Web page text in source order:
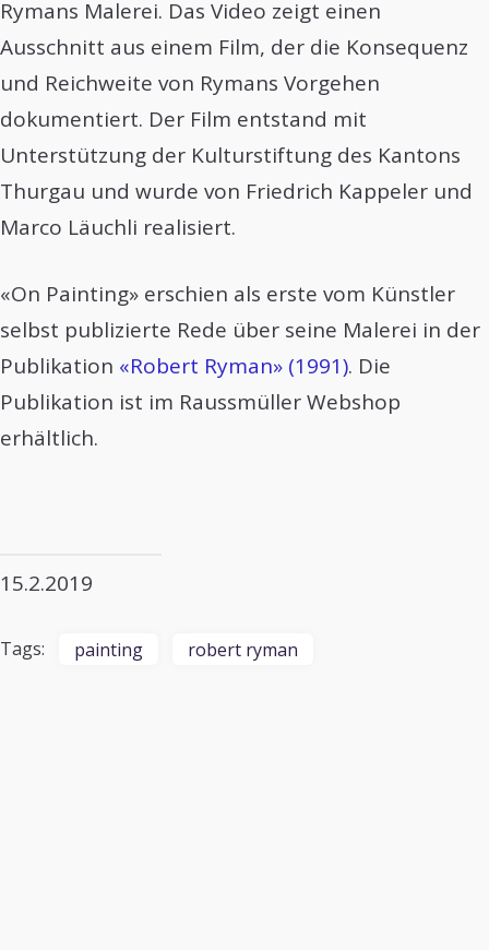
Rymans Malerei. Das Video zeigt einen
Ausschnitt aus einem Film, der die Konsequenz
und Reichweite von Rymans Vorgehen
dokumentiert. Der Film entstand mit
Unterstützung der Kulturstiftung des Kantons
Thurgau und wurde von Friedrich Kappeler und
Marco Läuchli realisiert.
«On Painting» erschien als erste vom Künstler
selbst publizierte Rede über seine Malerei in der
Publikation «Robert Ryman» (1991). Die
Publikation ist im Raussmüller Webshop
erhältlich.
15.2.2019
Tags: painting robert ryman